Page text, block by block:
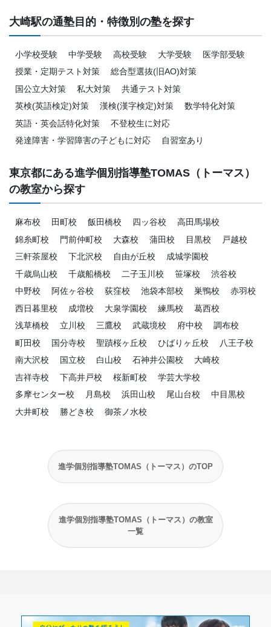
大崎駅の通塾目的・特徴別の塾を探す
小学校受験 中学受験 高校受験 大学受験
医学部受験
授業・定期テスト対策
総合型選抜(旧AO)対策
国公立大対策
私大対策
共通テスト対策
英検(英語検定)対策
漢検(漢字検定)対策
数学特化対策
英語・英会話特化対策
不登校生に対応
発達障害・学習障害の子どもに対応
自習室あり
東京都にある進学個別指導塾TOMAS（トーマス）
の教室から探す
麻布校 田町校 飯田橋校 四ッ谷校
高田馬場校
錦糸町校
門前仲町校 大森校 蒲田校 目黒校
戸越校
三軒茶屋校
下北沢校 自由が丘校
成城学園校
千歳烏山校
千歳船橋校 二子玉川校 笹塚校
渋谷校
中野校
阿佐ヶ谷校 荻窪校 池袋本部校 巣鴨校
赤羽校
西日暮里校
成増校 大泉学園校 練馬校
葛西校
浅草橋校
立川校 三鷹校 武蔵境校 府中校
調布校
町田校
国分寺校 聖蹟桜ヶ丘校 ひばりヶ丘校
八王子校
南大沢校
国立校 白山校 石神井公園校
大崎校
吉祥寺校
下高井戸校 桜新町校
学芸大学校
多摩センター校
月島校 浜田山校 尾山台校
中目黒校
大井町校
勝どき校 御茶ノ水校
進学個別指導塾TOMAS（トーマス）のTOP
進学個別指導塾TOMAS（トーマス）の教室
一覧